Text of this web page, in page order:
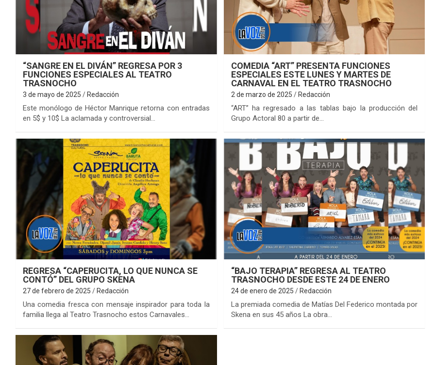
“SANGRE EN EL DIVÁN” REGRESA POR 3
FUNCIONES ESPECIALES AL TEATRO
TRASNOCHO
3 de mayo de 2025 Redacción
Este monólogo de Héctor Manrique retorna con entradas
en 5$ y 10$ La aclamada y controversial…
COMEDIA “ART” PRESENTA FUNCIONES
ESPECIALES ESTE LUNES Y MARTES DE
CARNAVAL EN EL TEATRO TRASNOCHO
2 de marzo de 2025 Redacción
“ART” ha regresado a las tablas bajo la producción del
Grupo Actoral 80 a partir de…
REGRESA “CAPERUCITA, LO QUE NUNCA SE
CONTÓ” DEL GRUPO SKENA
27 de febrero de 2025 Redacción
Una comedia fresca con mensaje inspirador para toda la
familia llega al Teatro Trasnocho estos Carnavales…
“BAJO TERAPIA” REGRESA AL TEATRO
TRASNOCHO DESDE ESTE 24 DE ENERO
24 de enero de 2025 Redacción
La premiada comedia de Matías Del Federico montada por
Skena en sus 45 años La obra…